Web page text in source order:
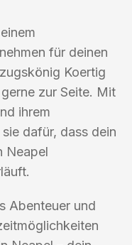
für deinen
Koertig
zur Seite. Mit
ihrem
dafür, dass dein
Neapel
Abenteuer und